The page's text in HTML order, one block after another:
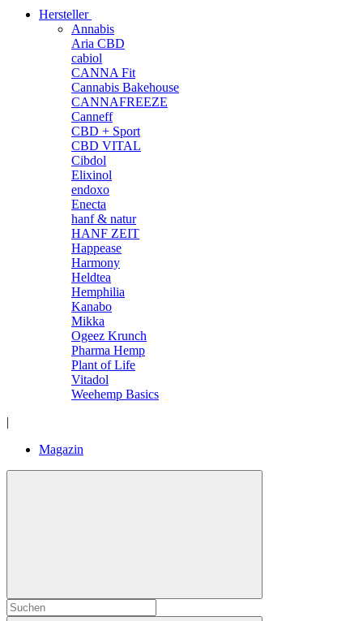
Hersteller
Annabis
Aria CBD
cabiol
CANNA Fit
Cannabis Bakehouse
CANNAFREEZE
Canneff
CBD + Sport
CBD VITAL
Cibdol
Elixinol
endoxo
Enecta
hanf & natur
HANF ZEIT
Happease
Harmony
Heldtea
Hemphilia
Kanabo
Mikka
Ogeez Krunch
Pharma Hemp
Plant of Life
Vitadol
Weehemp Basics
|
Magazin